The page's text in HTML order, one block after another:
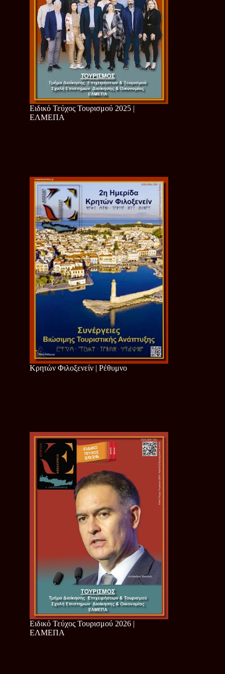
Ειδικό Τεύχος Τουρισμού 2025 |
ΕΛΜΕΠΑ
Κρητών Φιλοξενείν | Ρέθυμνο
Ειδικό Τεύχος Τουρισμού 2026 |
ΕΛΜΕΠΑ